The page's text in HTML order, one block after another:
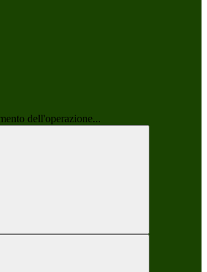
dell'operazione...